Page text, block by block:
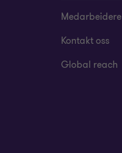
Medarbeidere
Kontakt oss
Global reach